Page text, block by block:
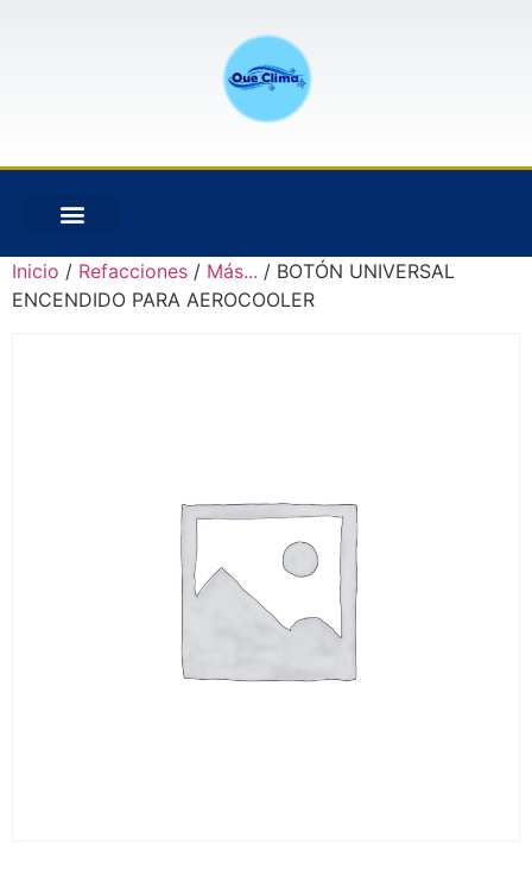
Inicio / Refacciones / Más... / BOTÓN UNIVERSAL
ENCENDIDO PARA AEROCOOLER